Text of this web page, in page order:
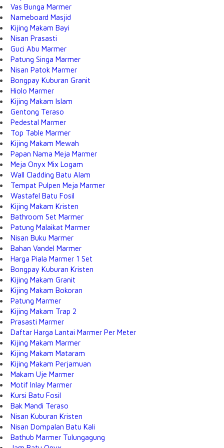
Vas Bunga Marmer
Nameboard Masjid
Kijing Makam Bayi
Nisan Prasasti
Guci Abu Marmer
Patung Singa Marmer
Nisan Patok Marmer
Bongpay Kuburan Granit
Hiolo Marmer
Kijing Makam Islam
Gentong Teraso
Pedestal Marmer
Top Table Marmer
Kijing Makam Mewah
Papan Nama Meja Marmer
Meja Onyx Mix Logam
Wall Cladding Batu Alam
Tempat Pulpen Meja Marmer
Wastafel Batu Fosil
Kijing Makam Kristen
Bathroom Set Marmer
Patung Malaikat Marmer
Nisan Buku Marmer
Bahan Vandel Marmer
Harga Piala Marmer 1 Set
Bongpay Kuburan Kristen
Kijing Makam Granit
Kijing Makam Bokoran
Patung Marmer
Kijing Makam Trap 2
Prasasti Marmer
Daftar Harga Lantai Marmer Per Meter
Kijing Makam Marmer
Kijing Makam Mataram
Kijing Makam Perjamuan
Makam Uje Marmer
Motif Inlay Marmer
Kursi Batu Fosil
Bak Mandi Teraso
Nisan Kuburan Kristen
Nisan Dompalan Batu Kali
Bathub Marmer Tulungagung